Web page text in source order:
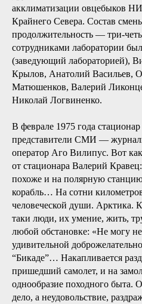
акклиматизации овцебыков
Крайнего Севера. Состав
продолжительность — три-
сотрудниками лаборатории
(заведующий лабораторией),
Крылов, Анатолий Васильев,
Матюшенков, Валерий
Николай Логвиненко.
В феврале 1975 года
представители СМИ —
оператор Аго Вилипус. Вот
от стационара Валерий
похоже и на полярную
корабль… На сотни
человеческой души. Арктика.
таки люди, их умение, жить,
любой обстановке: «Не могу
удивительной
“Бикаде”… Накапливается
пришедший самолет, и на
однообразие походного быта.
дело, а неудовольствие,